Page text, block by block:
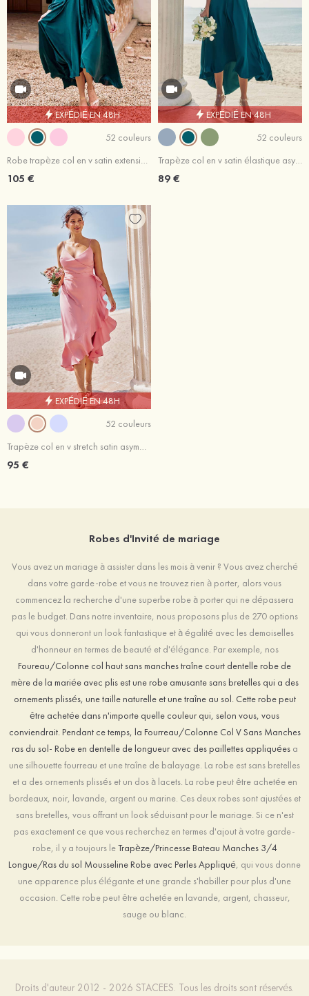
EXPÉDIÉ EN 48H
52 couleurs
Robe trapèze col en v satin extensible asymétrique robe de demoiselle d'honneur
105 €
EXPÉDIÉ EN 48H
52 couleurs
Trapèze col en v satin élastique asymétrique robe de demoiselle d'honneur
89 €
EXPÉDIÉ EN 48H
52 couleurs
Trapèze col en v stretch satin asymétrique robe de demoiselle d'honneur
95 €
Robes d'Invité de mariage
Vous avez un mariage à assister dans les mois à venir ? Vous avez cherché
dans votre garde-robe et vous ne trouvez rien à porter, alors vous
commencez la recherche d'une superbe robe à porter qui ne dépassera
pas le budget. Dans notre inventaire, nous proposons plus de 270 options
qui vous donneront un look fantastique et à égalité avec les demoiselles
d'honneur en termes de beauté et d'élégance. Par exemple, nos
Foureau/Colonne col haut sans manches traîne court dentelle robe de
mère de la mariée avec plis est une robe amusante sans bretelles qui a des
ornements plissés, une taille naturelle et une traîne au sol. Cette robe peut
être achetée dans n'importe quelle couleur qui, selon vous, vous
conviendrait. Pendant ce temps, la Fourreau/Colonne Col V Sans Manches
ras du sol- Robe en dentelle de longueur avec des paillettes appliquéesa
une silhouette fourreau et une traîne de balayage. La robe est sans bretelles
et a des ornements plissés et un dos à lacets. La robe peut être achetée en
bordeaux, noir, lavande, argent ou marine. Ces deux robes sont ajustées et
sans bretelles, vous offrant un look séduisant pour le mariage. Si ce n'est
pas exactement ce que vous recherchez en termes d'ajout à votre garde-
robe, il y a toujours leTrapèze/Princesse Bateau Manches 3/4
Longue/Ras du sol Mousseline Robe avec Perles Appliqué, qui vous donne
une apparence plus élégante et une grande s'habiller pour plus d'une
occasion. Cette robe peut être achetée en lavande, argent, chasseur,
sauge ou blanc.
Droits d'auteur 2012 - 2026 STACEES. Tous les droits sont réservés.